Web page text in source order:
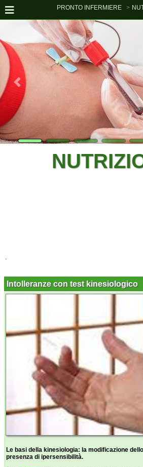
PRONTO INFERMIERE
.
Intolleranze con test kinesiologico
Le basi della kinesiologia: la modificazione
presenza di ipersensibilità.